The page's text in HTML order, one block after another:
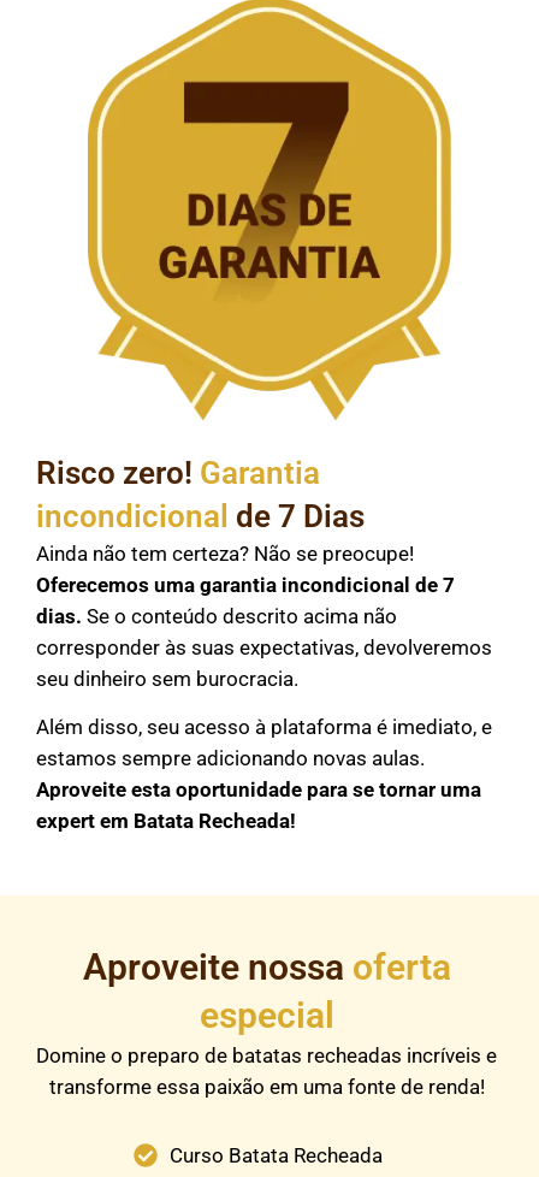
Risco zero! Garantia
incondicional de 7 Dias
Ainda não tem certeza? Não se preocupe!
Oferecemos uma garantia incondicional de 7
dias. Se o conteúdo descrito acima não
corresponder às suas expectativas, devolveremos
seu dinheiro sem burocracia.
Além disso, seu acesso à plataforma é imediato, e
estamos sempre adicionando novas aulas.
Aproveite esta oportunidade para se tornar uma
expert em Batata Recheada!
Aproveite nossa oferta
especial
Domine o preparo de batatas recheadas incríveis e
transforme essa paixão em uma fonte de renda!
Curso Batata Recheada